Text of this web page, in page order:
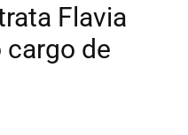
Flavia
cargo de